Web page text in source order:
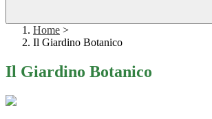
Home >
Il Giardino Botanico
Il Giardino Botanico